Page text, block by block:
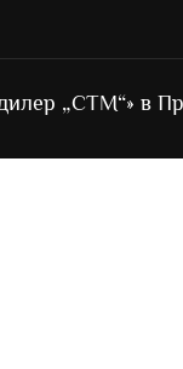
„СТМ“» в